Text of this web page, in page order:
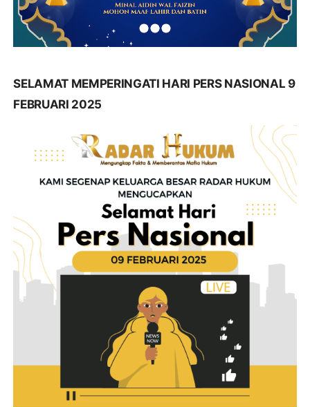
SELAMAT MEMPERINGATI HARI PERS NASIONAL 9
FEBRUARI 2025